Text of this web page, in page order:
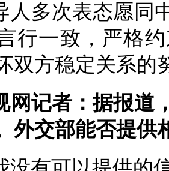
人多次表态愿同
行一致，严格
双方稳定关系的
网记者：据报道
外交部能否提供